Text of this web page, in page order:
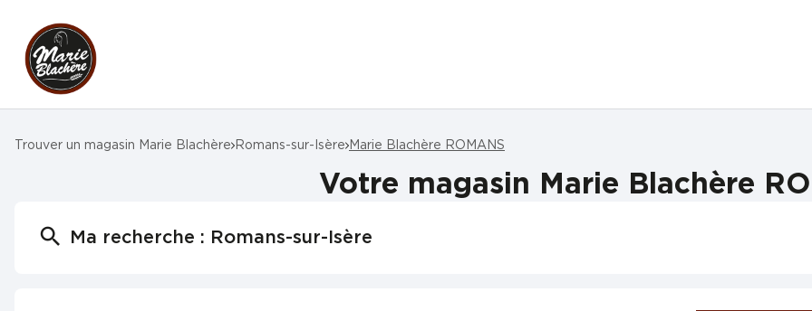
Trouver un magasin Marie Blachère Romans-sur-Isère Marie Blachère ROMANS
Votre magasin Marie Blachère
Ma recherche : Romans-sur-Isère